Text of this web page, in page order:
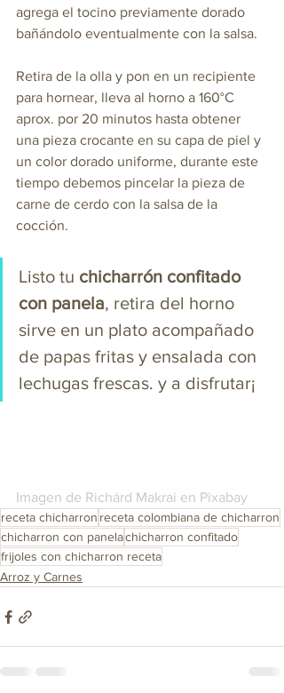
agrega el tocino previamente dorado
bañándolo eventualmente con la salsa.
Retira de la olla y pon en un recipiente
para hornear, lleva al horno a 160°C
aprox. por 20 minutos hasta obtener
una pieza crocante en su capa de piel y
un color dorado uniforme, durante este
tiempo debemos pincelar la pieza de
carne de cerdo con la salsa de la
cocción.
Listo tu chicharrón confitado
con panela, retira del horno
sirve en un plato acompañado
de papas fritas y ensalada con
lechugas frescas. y a disfrutar¡
Imagen de Richárd Makrai en Pixabay
receta chicharron receta colombiana de chicharron
chicharron con panelachicharron confitado
frijoles con chicharron receta
Arroz y Carnes